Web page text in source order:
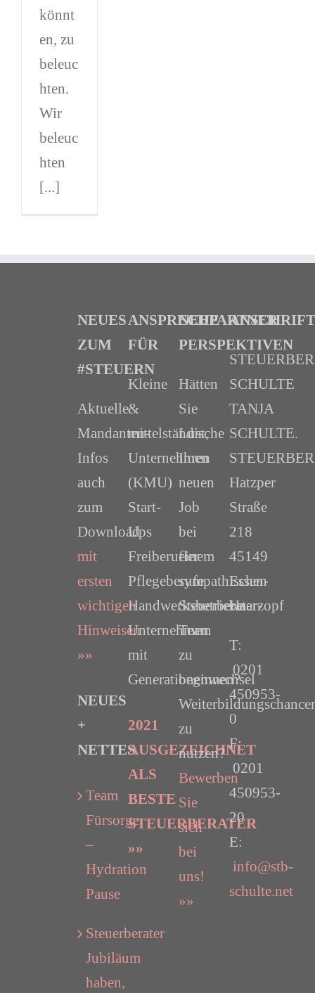
könnt
en, zu
beleuc
hten.
Wir
beleuc
hten
[...]
NEUES
ZUM
#STEUERN
Aktuelle
Mandanten-
Infos
auch
zum
Download
mit
ersten
wichtigen
Hinweisen
»»
NEUES
+
NETTES
Team
Fürsorge
–
Hydration
Pause
Steuerberater
Jubiläum
haben,
ANSPRECHPARTNER
FÜR
Kleine
&
mittelständische
Unternehmen
(KMU)
Start-
Ups
Freiberufler
Pflegeberufe
Handwerksbetriebe
Unternehmen
mit
Generationenwechsel
2021
AUSGEZEICHNET
ALS
BESTE
STEUERBERATER
»»
NEUE
PERSPEKTIVEN
Hätten
Sie
Lust,
Ihren
neuen
Job
bei
einem
sympathischen
Steuerberater-
Team
zu
beginnen?
zu
nutzen?
Bewerben
Sie
sich
bei
uns!
»»
ANSCHRIFT
SCHULTE
TANJA
SCHULTE.
Hatzper
Straße
218
45149
Essen-
Haarzopf
T:
0201
450953-
0
F:
0201
450953-
20
E:
info@stb-
schulte.net